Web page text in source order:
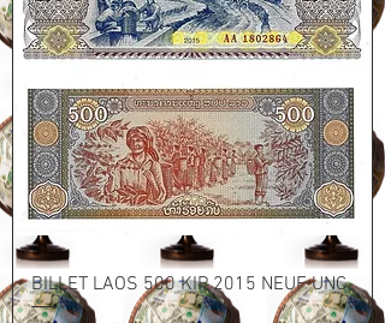
BILLET LAOS 500 KIP 2015 NEUF UNC